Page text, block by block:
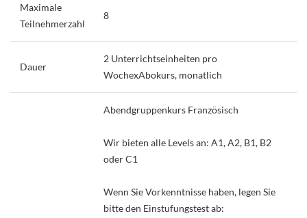
Maximale
Teilnehmerzahl
8
Dauer
2 Unterrichtseinheiten pro
WochexAbokurs, monatlich
Abendgruppenkurs Französisch
Wir bieten alle Levels an: A1, A2, B1, B2
oder C1
Wenn Sie Vorkenntnisse haben, legen Sie
bitte den Einstufungstest ab: